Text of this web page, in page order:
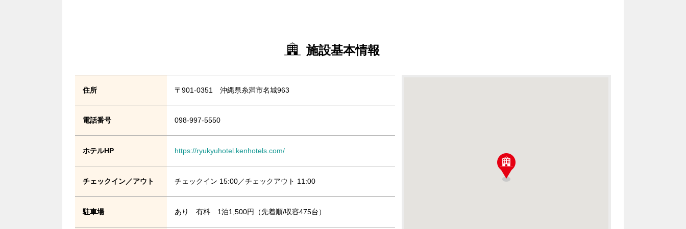
施設基本情報
住所 〒901-0351 沖縄県糸満市名城963
電話番号 098-997-5550
ホテルHP https://ryukyuhotel.kenhotels.com/
チェックイン／アウト チェックイン 15:00／チェックアウト 11:00
駐車場 あり 有料 1泊1,500円（先着順/収容475台）